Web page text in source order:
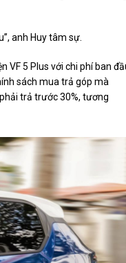
anh Huy tâm sự.
VF 5 Plus với chi phí ban
sách mua trả góp mà
trả trước 30%, tương